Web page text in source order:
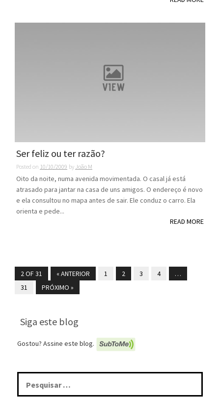
Ser feliz ou ter razão?
Posted on 10/10/2009 by João M
Oito da noite, numa avenida movimentada. O casal já está
atrasado para jantar na casa de uns amigos. O endereço é novo
e ela consultou no mapa antes de sair. Ele conduz o carro. Ela
orienta e pede...
READ MORE
2 OF 31 « ANTERIOR 1 2 3 4
…
31
PRÓXIMO »
Siga este blog
Gostou? Assine este blog.
Pesquisar
por: